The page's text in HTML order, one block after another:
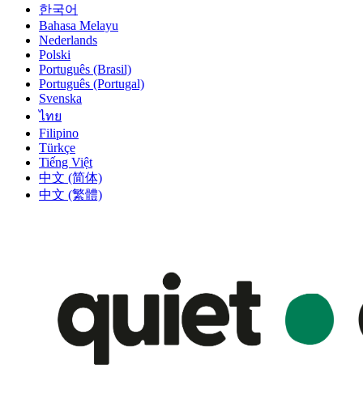
한국어
Bahasa Melayu
Nederlands
Polski
Português (Brasil)
Português (Portugal)
Svenska
ไทย
Filipino
Türkçe
Tiếng Việt
中文 (简体)
中文 (繁體)